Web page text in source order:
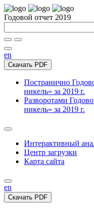
Годовой отчет 2019
en
Скачать PDF
Постранично
никель» за 2019 г.
Разворотами
никель» за 2019 г.
Интерактивный
Центр загрузки
Карта сайта
en
Скачать PDF